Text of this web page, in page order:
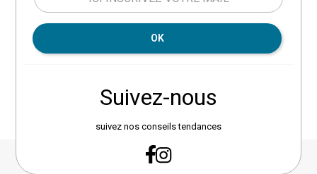
assise : 43 cm. Profondeur d'assise utile : 52-72 cm.
Profondeur au niveau de la méridienne : 216 cm. Poids :
119 kg env. Matière : Structure en panneaux de particules
et bois massif. Rembourrage mousse polyuréthane 30
OK
Suivez-nous
suivez nos conseils tendances